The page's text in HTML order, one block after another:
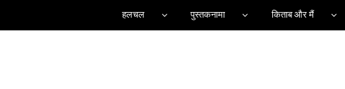
हलचल पुस्तकनामा किताब और मैं